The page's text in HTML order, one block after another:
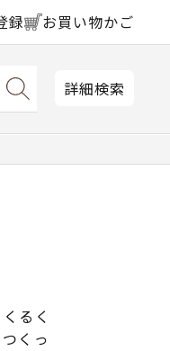
録 お買い物かご
詳細検索
るく
くっ